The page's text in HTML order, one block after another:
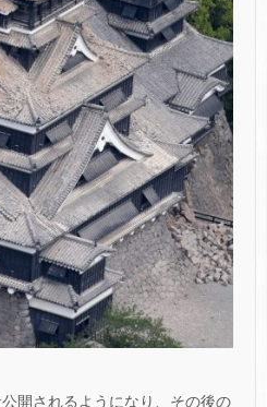
開されるようになり、その後の